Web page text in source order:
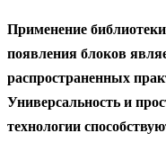
Применение библиотеки
появления блоков
распространенных
Универсальность и
технологии